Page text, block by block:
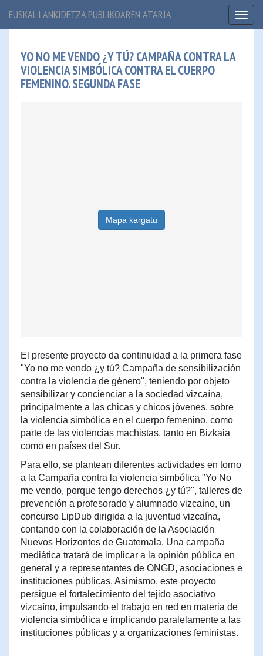
EUSKAL LANKIDETZA PUBLIKOAREN ATARIA
YO NO ME VENDO ¿Y TÚ? CAMPAÑA CONTRA LA
VIOLENCIA SIMBÓLICA CONTRA EL CUERPO
FEMENINO. SEGUNDA FASE
Mapa kargatu
El presente proyecto da continuidad a la primera fase
"Yo no me vendo ¿y tú? Campaña de sensibilización
contra la violencia de género", teniendo por objeto
sensibilizar y concienciar a la sociedad vizcaína,
principalmente a las chicas y chicos jóvenes, sobre
la violencia simbólica en el cuerpo femenino, como
parte de las violencias machistas, tanto en Bizkaia
como en países del Sur.
Para ello, se plantean diferentes actividades en torno
a la Campaña contra la violencia simbólica "Yo No
me vendo, porque tengo derechos ¿y tú?", talleres de
prevención a profesorado y alumnado vizcaíno, un
concurso LipDub dirigida a la juventud vizcaína,
contando con la colaboración de la Asociación
Nuevos Horizontes de Guatemala. Una campaña
mediática tratará de implicar a la opinión pública en
general y a representantes de ONGD, asociaciones e
instituciones públicas. Asimismo, este proyecto
persigue el fortalecimiento del tejido asociativo
vizcaíno, impulsando el trabajo en red en materia de
violencia simbólica e implicando paralelamente a las
instituciones públicas y a organizaciones feministas.